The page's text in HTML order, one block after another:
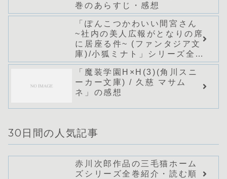
巻のあらすじ・感想
「ぽんこつかわいい間宮さん
~社内の美人広報がとなりの席
に居座る件~ (ファンタジア文
庫)/小狐ミナト」シリーズ全巻
のあらすじ・感想
「魔装学園H×H(3)(角川スニ
ーカー文庫) / 久慈 マサム
ネ」の感想
30日間の人気記事
赤川次郎作品の三毛猫ホーム
ズシリーズ全巻紹介・読む順